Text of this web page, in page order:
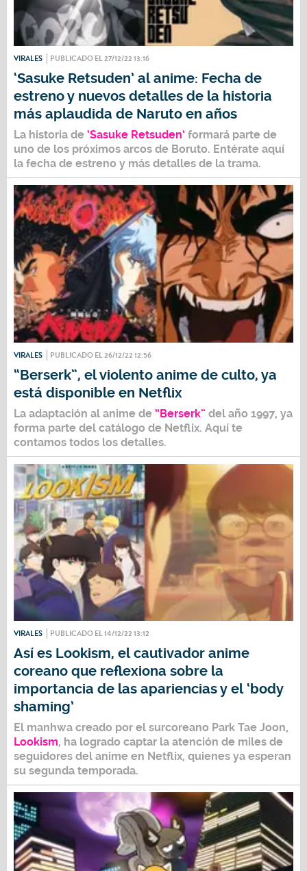
VIRALES PUBLICADO EL 27/12/22 13:16
‘Sasuke Retsuden’ al anime: Fecha de
estreno y nuevos detalles de la historia
más aplaudida de Naruto en años
La historia de ‘Sasuke Retsuden’ formará parte de
uno de los próximos arcos de Boruto. Entérate aquí
la fecha de estreno y más detalles de la trama.
VIRALES PUBLICADO EL 26/12/22 12:56
“Berserk”, el violento anime de culto, ya
está disponible en Netflix
La adaptación al anime de “Berserk” del año 1997, ya
forma parte del catálogo de Netflix. Aquí te
contamos todos los detalles.
VIRALES PUBLICADO EL 14/12/22 13:12
Así es Lookism, el cautivador anime
coreano que reflexiona sobre la
importancia de las apariencias y el ‘body
shaming’
El manhwa creado por el surcoreano Park Tae Joon,
Lookism, ha logrado captar la atención de miles de
seguidores del anime en Netflix, quienes ya esperan
su segunda temporada.